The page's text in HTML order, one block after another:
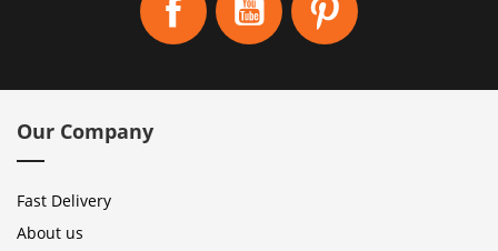
Our Company
Fast Delivery
About us